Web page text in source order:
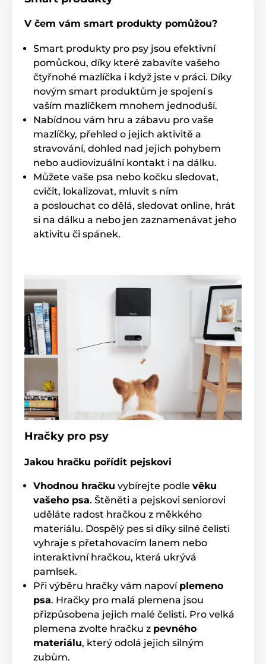
ilustrativní charakter.
Produkt je zařazen v kategoriích
Hračky Aportovací
Míčky pro psy Plastové
Hračky pro psy PetSafe Míčky
V čem vám smart produkty pomůžou?
Smart produkty pro psy jsou efektivní
pomůckou, díky které zabavíte vašeho
čtyřnohé mazlíčka i když jste v práci. Díky
novým smart produktům je spojení s
vaším mazlíčkem mnohem jednoduší.
Nabídnou vám hru a zábavu pro vaše
mazlíčky, přehled o jejich aktivitě a
stravování, dohled nad jejich pohybem
nebo audiovizuální kontakt i na dálku.
Můžete vaše psa nebo kočku sledovat,
cvičit, lokalizovat, mluvit s ním
a poslouchat co dělá, sledovat online, hrát
si na dálku a nebo jen zaznamenávat jeho
aktivitu či spánek.
Hračky pro psy
Jakou hračku pořídit pejskovi
Vhodnou hračku vybírejte podle věku
vašeho psa. Štěněti a pejskovi seniorovi
uděláte radost hračkou z měkkého
materiálu. Dospělý pes si díky silné čelisti
vyhraje s přetahovacím lanem nebo
interaktivní hračkou, která ukrývá
pamlsek.
Při výběru hračky vám napoví plemeno
psa. Hračky pro malá plemena jsou
přizpůsobena jejich malé čelisti. Pro velká
plemena zvolte hračku z pevného
materiálu, který odolá jejich silným
zubům.